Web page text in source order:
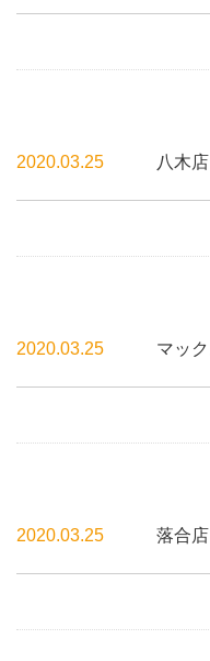
2020.03.25 八木店
2020.03.25 マッ
2020.03.25 落合店